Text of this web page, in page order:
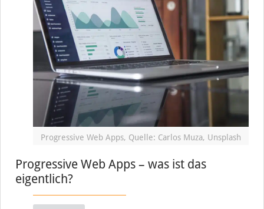
Progressive Web Apps, Quelle: Carlos Muza, Unsplash
Progressive Web Apps – was ist das
eigentlich?